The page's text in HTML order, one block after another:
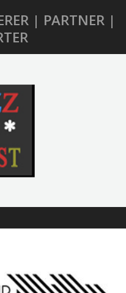
| PARTNER |